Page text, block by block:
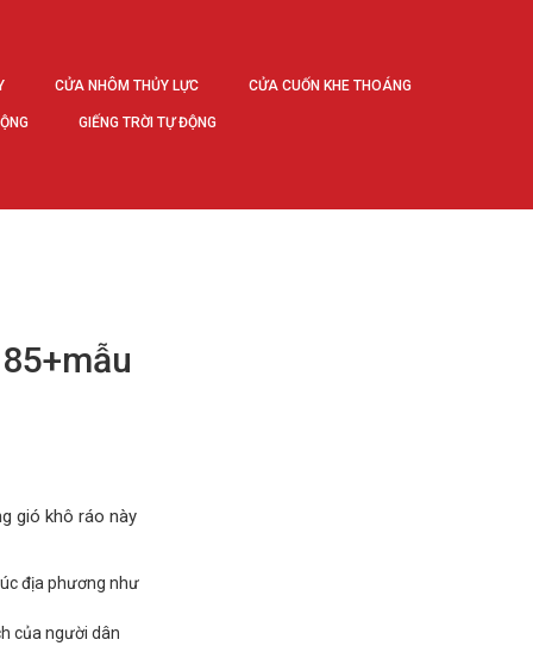
CỬA NHÔM THỦY LỰC CỬA CUỐN KHE THOÁNG
GIẾNG TRỜI TỰ ĐỘNG
gió khô ráo này
địa phương như
của người dân